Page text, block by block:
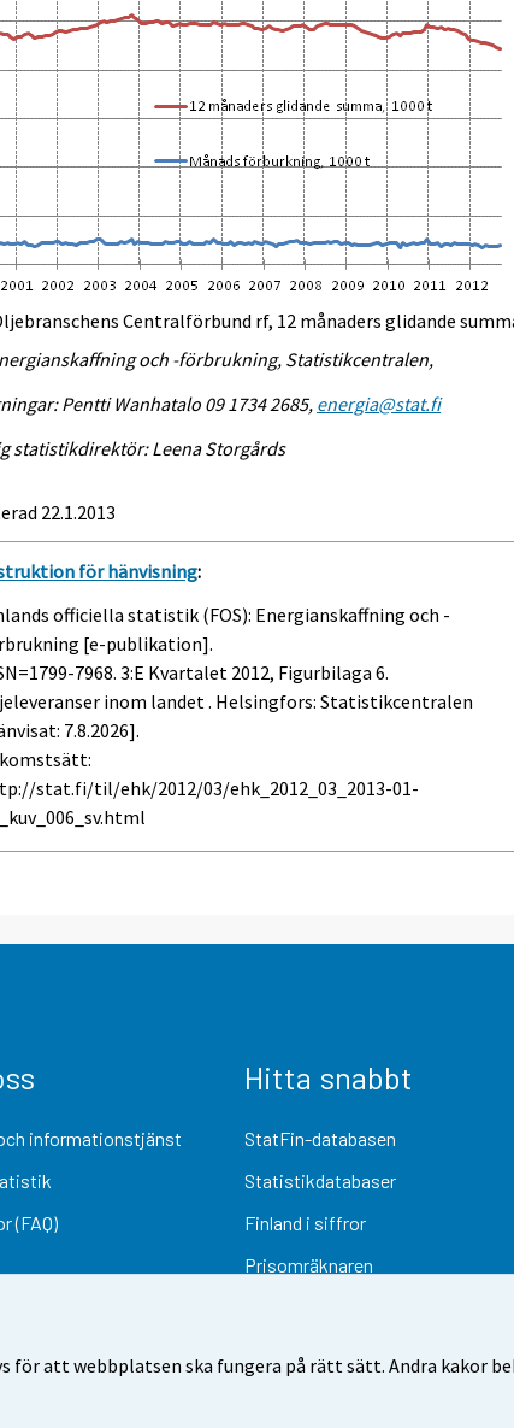
för att webbplatsen ska fungera på rätt sätt. Andra kakor
Centralförbund rf, 12 månaders glidande
och -förbrukning, Statistikcentralen,
Pentti Wanhatalo 09 1734 2685, energia@stat.fi
statistikdirektör: Leena Storgårds
22.1.2013
för hänvisning:
officiella statistik (FOS): Energianskaffning och -
[e-publikation].
7968.3:e Kvartalet 2012, Figurbilaga 6.
inom landet . Helsingfors: Statistikcentralen
7.8.2026].
stat.fi/til/ehk/2012/03/ehk_2012_03_2013-01-
informationstjänst
(FAQ)
Hitta snabbt
StatFin-databasen
Statistikdatabaser
Finland i siffror
Prisomräknaren